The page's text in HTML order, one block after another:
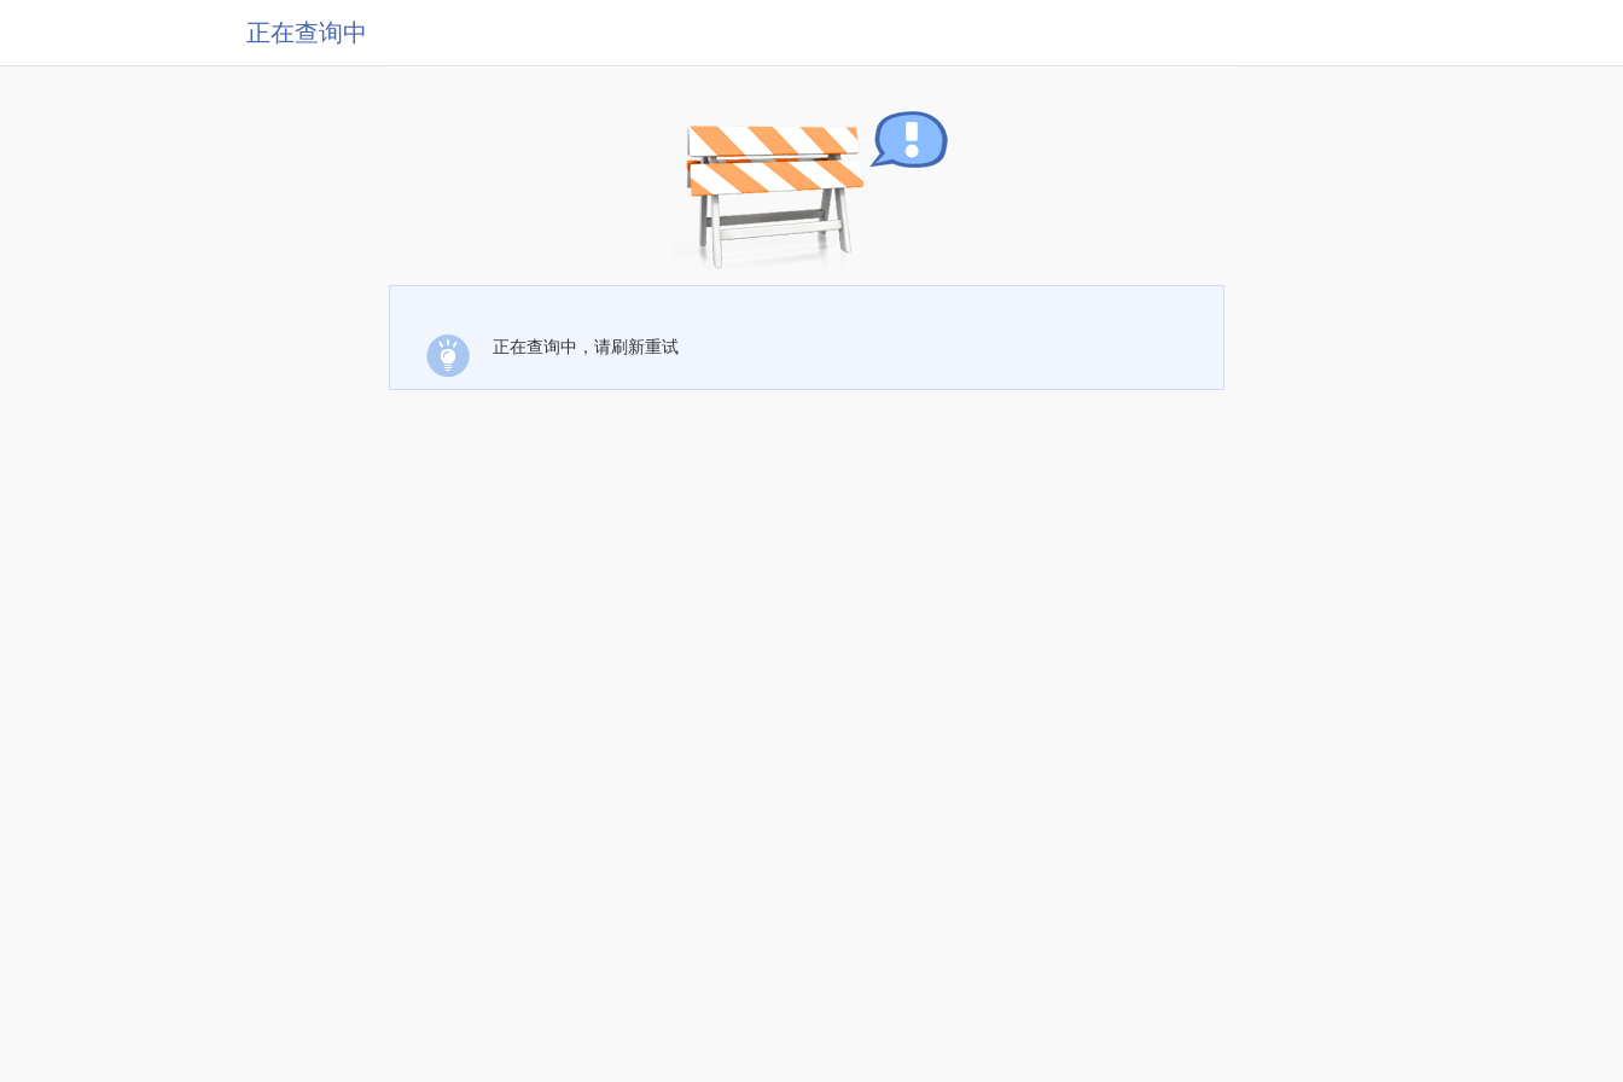
正在查询中
正在查询中，请刷新重试